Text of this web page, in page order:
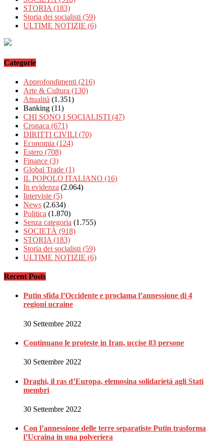
STORIA (183)
Storia dei socialisti (59)
ULTIME NOTIZIE (6)
Categorie
Approfondimenti (216)
Arte & Cultura (130)
Attualità (1.351)
Banking (11)
CHI SONO I SOCIALISTI (47)
Cronaca (671)
DIRITTI CIVILI (70)
Economia (124)
Estero (708)
Finance (3)
Global Trade (1)
IL POPOLO ITALIANO (16)
In evidenza (2.064)
Interviste (5)
News (2.634)
Politica (1.870)
Senza categoria (1.755)
SOCIETÀ (918)
STORIA (183)
Storia dei socialisti (59)
ULTIME NOTIZIE (6)
Recent Posts
Putin sfida l’Occidente e proclama l’annessione di 4
regioni ucraine
30 Settembre 2022
Continuano le proteste in Iran, uccise 83 persone
30 Settembre 2022
Draghi, il ras d’Europa, elemosina solidarietà agli Stati
membri
30 Settembre 2022
Con l’annessione delle terre separatiste Putin trasforma
l’Ucraina in una polveriera